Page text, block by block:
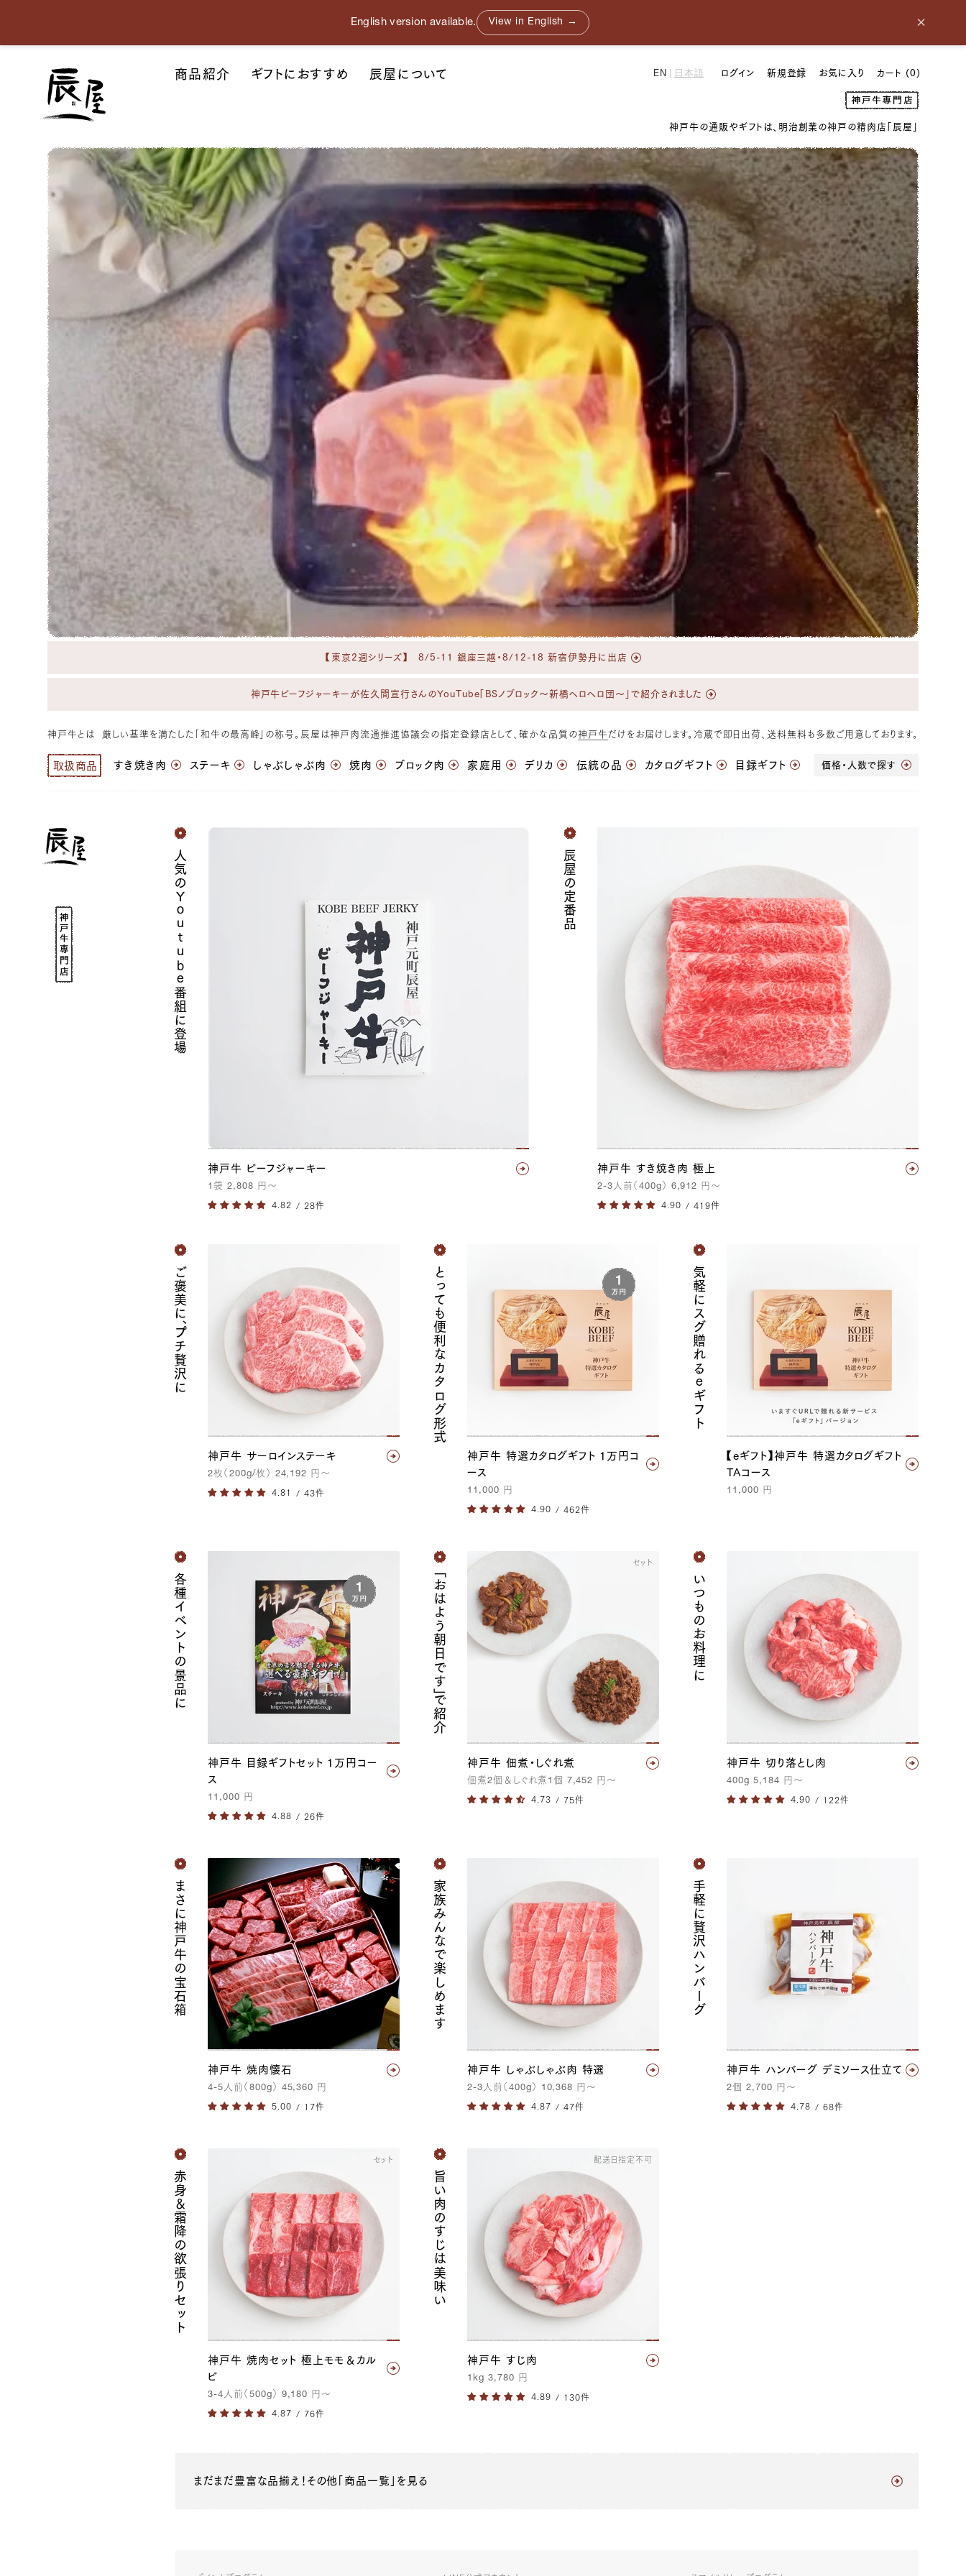
English version available. View in English → ×
｜
商品紹介 ギフトにおすすめ 辰屋について EN 日本語 ログイン 新規登録 お気に入り カート (0)
神
戸
牛
門
神戸牛の通販やギフトは、明治創業の神戸の精肉店「辰屋」
BBQ
お肉は辰屋で♪♪ 【東京2週シリーズ】 8/5-11 銀座三越・8/12-18 新宿伊勢丹に出店
神戸牛ビーフジャーキーが佐久間宣行さんのYouTube「BSノブロック〜新橋ヘロヘロ団〜」で紹介されました
神戸牛とは 厳しい基準を満たした「和牛の最高峰」の称号。辰屋は神戸肉流通推進協議会の指定登録店として、確かな品質の神戸牛 だけをお届けします。冷蔵で即日出荷、送料無料も多数ご用意しております。
取扱商品 すき焼き肉 ステーキ しゃぶしゃぶ肉 焼肉 ブロック肉 家庭用 デリカ 伝統の品 カタログギフト 目録ギフト 価格・人数で探す
神
戸
牛
専
門
店
人気のＹｏｕｔｕｂｅ番組に登場
神戸牛 ビーフジャーキー
1 袋 2,808 円 〜
/ 28件
辰屋の定番品
神戸牛 すき焼き肉 極上
2-3人前（ 400g） 6,912 円 〜
/ 419件
ご褒美に、
プチ贅沢に
神戸牛 サーロインステーキ
2枚（ 200g/枚） 24,192 円 〜
/ 43件
と
っ
ても便利なカタログ形式
神戸牛 特選カタログギフト 1万円コ
ース
11,000 円
/ 462件
気軽にスグ贈れるｅギフト
【eギフト】神戸牛 特選カタログギフト
TAコース
11,000 円
各種イベントの景品に
神戸牛 目録ギフトセット 1万円コー
ス
11,000 円
/ 26件
「おはよう朝日です」
で紹介
セット
神戸牛 佃煮・しぐれ煮
佃煮2個＆しぐれ煮 1 個 7,452 円 〜
/ 75件
いつものお料理に
神戸牛 切り落とし肉
400g 5,184 円 〜
/ 122件
まさに神戸牛の宝石箱
特別セット
神戸牛 焼肉懐石
4-5人前（ 800g） 45,360 円
/ 17件
家族みんなで楽しめます
神戸牛 しゃぶしゃぶ肉 特選
2-3人前（ 400g） 10,368 円 〜
/ 47件
手軽に贅沢ハンバーグ
神戸牛 ハンバーグ デミソース仕立て
2個 2,700 円 〜
/ 68件
赤身＆霜降の欲張りセ
ッ
ト
セット
神戸牛 焼肉セット 極上モモ＆カル
ビ
3-4人前（ 500g） 9,180 円 〜
/ 76件
旨い肉のすじは美味い
配送日指定不可
神戸牛 すじ肉
1kg 3,780 円
/ 130件
まだまだ豊富な品揃え！ その他「商品一覧」を見る